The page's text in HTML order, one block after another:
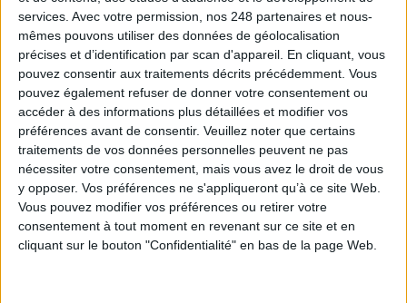
services. Avec votre permission, nos 248 partenaires et nous-
mêmes pouvons utiliser des données de géolocalisation
précises et d’identification par scan d'appareil. En cliquant, vous
pouvez consentir aux traitements décrits précédemment. Vous
pouvez également refuser de donner votre consentement ou
accéder à des informations plus détaillées et modifier vos
préférences avant de consentir. Veuillez noter que certains
traitements de vos données personnelles peuvent ne pas
nécessiter votre consentement, mais vous avez le droit de vous
y opposer. Vos préférences ne s'appliqueront qu’à ce site Web.
Vous pouvez modifier vos préférences ou retirer votre
consentement à tout moment en revenant sur ce site et en
cliquant sur le bouton "Confidentialité" en bas de la page Web.
3 réseaux sociaux dédiés aux amoureux des livres à tester d'urgence
8 Français sur 10 utilisent les réseaux sociaux
0 Commentaire
Réseaux Sociaux
Cnil
Connectez-vousou inscrivez-vous pour publier un commentaire